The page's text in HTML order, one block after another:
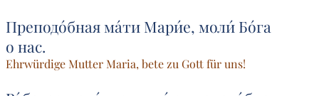
Преподо́бная ма́ти Мари́е, моли́ Бо́га
о нас.
Ehrwürdige Mutter Maria, bete zu Gott für uns!